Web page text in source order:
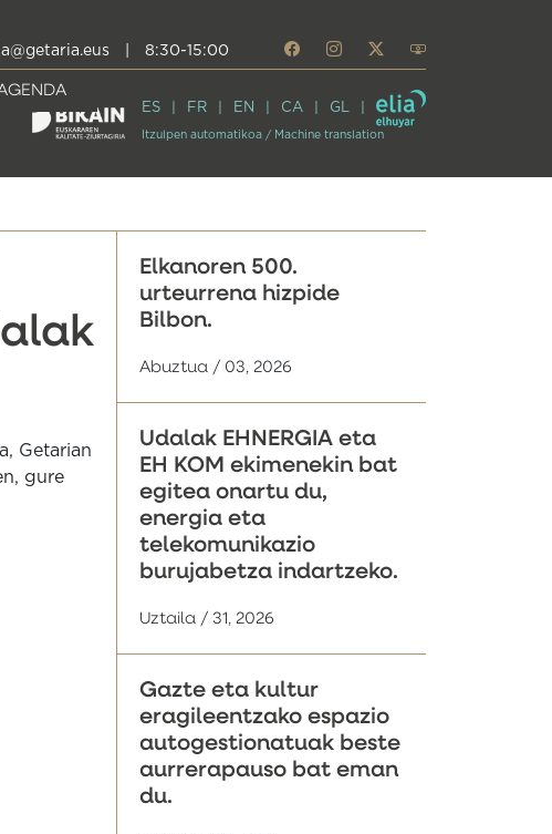
8:30-15:00
ES FR EN CA GL
Itzulpen automatikoa / Machine translation
Getarian
gure
Elkanoren 500.
urteurrena hizpide
Bilbon.
Abuztua / 03, 2026
Udalak EHNERGIA eta
EH KOM ekimenekin bat
egitea onartu du,
energia eta
telekomunikazio
burujabetza indartzeko.
Uztaila / 31, 2026
Gazte eta kultur
eragileentzako espazio
autogestionatuak beste
aurrerapauso bat eman
du.